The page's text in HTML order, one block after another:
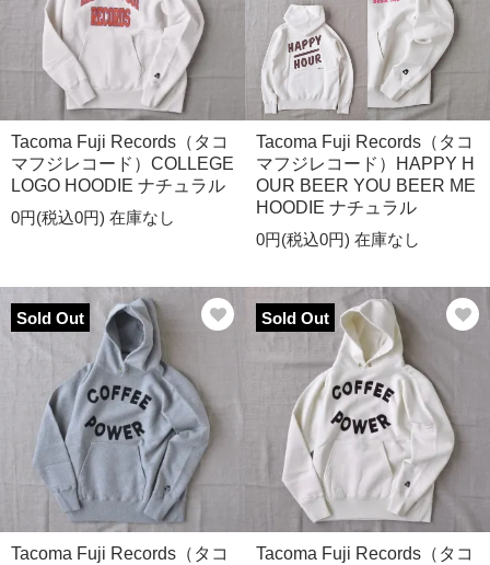
Tacoma Fuji Records（タコ
マフジレコード）COLLEGE
LOGO HOODIE ナチュラル
0円(税込0円) 在庫なし
Tacoma Fuji Records（タコ
マフジレコード）HAPPY H
OUR BEER YOU BEER ME
HOODIE ナチュラル
0円(税込0円) 在庫なし
Sold Out
Tacoma Fuji Records（タコ
Sold Out
Tacoma Fuji Records（タコ